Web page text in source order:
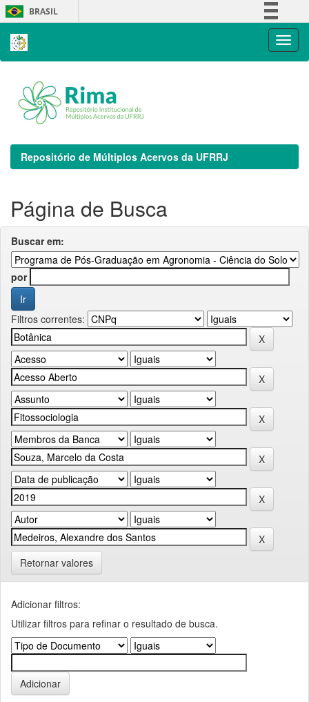
Skip
navigation
BRASIL
Repositório de Múltiplos Acervos da UFRRJ
Página de Busca
Buscar em:
por
Filtros correntes:
Retornar valores
Adicionar filtros:
Utilizar filtros para refinar o resultado de busca.